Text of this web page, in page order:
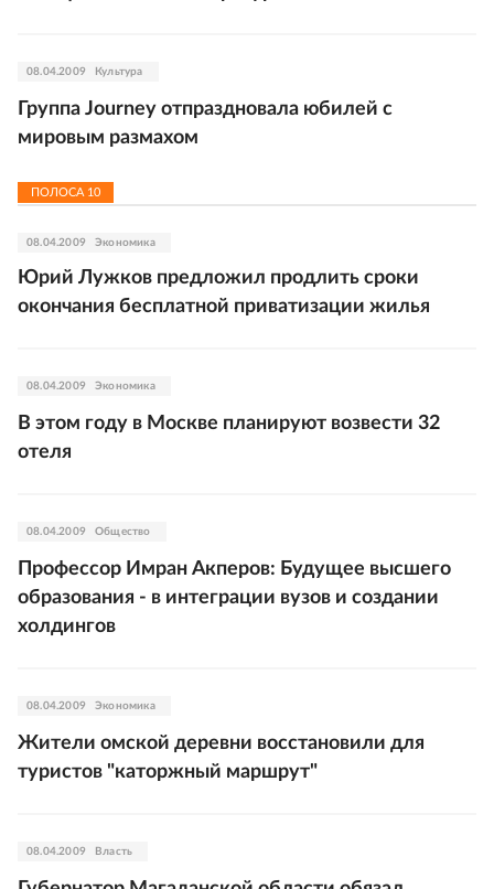
08.04.2009 Культура
Группа Journey отпраздновала юбилей с
мировым размахом
ПОЛОСА 10
08.04.2009 Экономика
Юрий Лужков предложил продлить сроки
окончания бесплатной приватизации жилья
08.04.2009 Экономика
В этом году в Москве планируют возвести 32
отеля
08.04.2009 Общество
Профессор Имран Акперов: Будущее высшего
образования - в интеграции вузов и создании
холдингов
08.04.2009 Экономика
Жители омской деревни восстановили для
туристов "каторжный маршрут"
08.04.2009 Власть